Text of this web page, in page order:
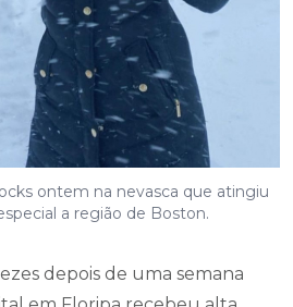
ontem na nevasca que atingiu
a região de Boston.
depois de uma semana